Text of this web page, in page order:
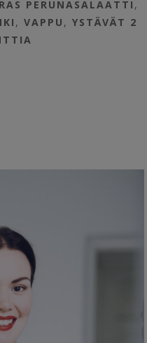
PERUNASALAATTI ,
,VAPPU ,YSTÄVÄT 2